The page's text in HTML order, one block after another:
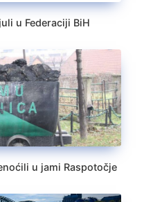
u Federaciji BiH
u jami Raspotočje